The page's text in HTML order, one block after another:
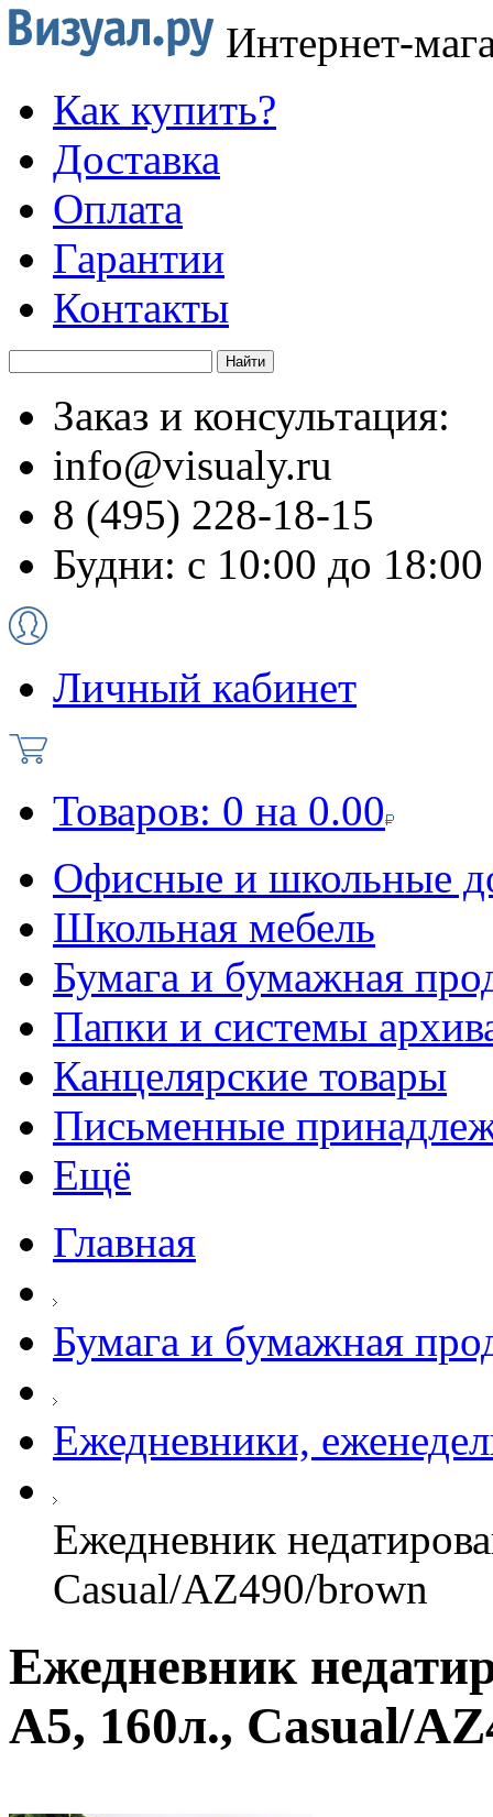
Интернет-
Как купить?
Доставка
Оплата
Гарантии
Контакты
Заказ и консультация:
info@visualy.ru
8 (495) 228-18-15
Будни: с 10:00 до 18:00
Личный кабинет
Товаров: 0 на 0.00
Офисные и школьные
Школьная мебель
Бумага и бумажная
Папки и системы
Канцелярские товары
Письменные
Ещё
Главная
Бумага и бумажная
Ежедневники,
Ежедневник
Casual/AZ490/brown
Ежедневник
А5, 160л., Casual/